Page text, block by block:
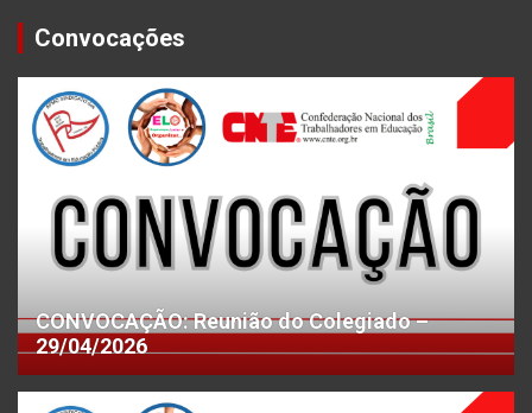
Convocações
CONVOCAÇÃO: Reunião do Colegiado –
29/04/2026